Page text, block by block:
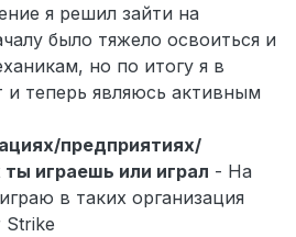
я решил зайти на
было тяжело освоиться и
но по итогу я в
и теперь являюсь активным
предприятиях/
играешь или играл - На
в таких организация
Strike